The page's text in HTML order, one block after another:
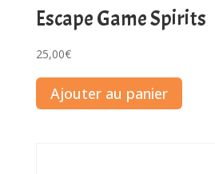
Escape Game Spirits
25,00€
Ajouter au panier